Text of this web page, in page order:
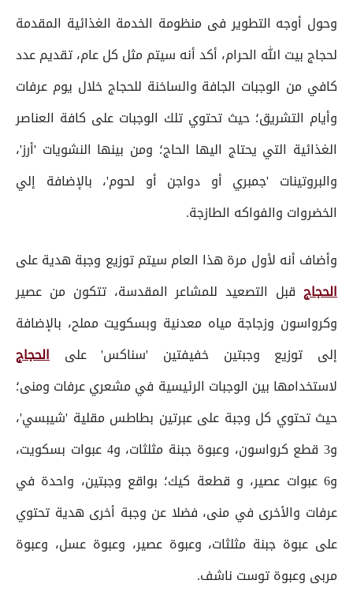
وحول أوجه التطوير فى منظومة الخدمة الغذائية المقدمة
لحجاج بيت الله الحرام، أكد أنه سيتم مثل كل عام، تقديم عدد
كافي من الوجبات الجافة والساخنة للحجاج خلال يوم عرفات
وأيام التشريق؛ حيث تحتوي تلك الوجبات على كافة العناصر
الغذائية التي يحتاج اليها الحاج؛ ومن بينها النشويات 'أرز'،
والبروتينات 'جمبري أو دواجن أو لحوم'، بالإضافة إلي
الخضروات والفواكه الطازجة.
وأضاف أنه لأول مرة هذا العام سيتم توزيع وجبة هدية على
الحجاج قبل التصعيد للمشاعر المقدسة، تتكون من عصير
وكرواسون وزجاجة مياه معدنية وبسكويت مملح، بالإضافة
إلى توزيع وجبتين خفيفتين 'سناكس' على الحجاج
لاستخدامها بين الوجبات الرئيسية في مشعري عرفات ومنى؛
حيث تحتوي كل وجبة على عبرتين بطاطس مقلية 'شيبسي'،
و3 قطع كرواسون، وعبوة جبنة مثلثات، و4 عبوات بسكويت،
و6 عبوات عصير، و قطعة كيك؛ بواقع وجبتين، واحدة في
عرفات والأخرى في منى، فضلا عن وجبة أخرى هدية تحتوي
على عبوة جبنة مثلثات، وعبوة عصير، وعبوة عسل، وعبوة
مربى وعبوة توست ناشف.